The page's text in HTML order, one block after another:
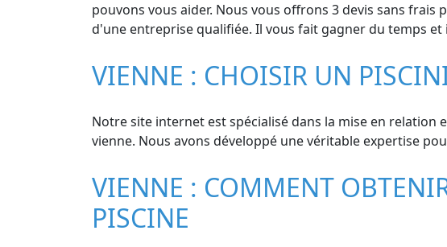
pouvons vous aider. Nous vous offrons 3 devis sans
d'une entreprise qualifiée. Il vous fait gagner du temps
VIENNE : CHOISIR UN
Notre site internet est spécialisé dans la mise en
vienne. Nous avons développé une véritable expertise
VIENNE : COMMENT
PISCINE